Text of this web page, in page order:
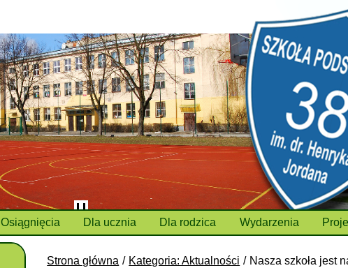
Osiągnięcia Dla ucznia Dla rodzica Wydarzenia
Strona główna Kategoria: Aktualności Nasza szkoła jest